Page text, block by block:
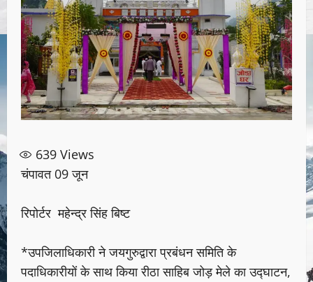
639 Views
चंपावत 09 जून
रिपोर्टर महेन्द्र सिंह बिष्ट
*उपजिलाधिकारी ने जयगुरुद्वारा प्रबंधन समिति के
पदाधिकारीयों के साथ किया रीठा साहिब जोड़ मेले का उद्घाटन,